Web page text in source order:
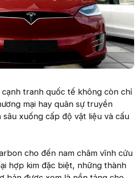
tranh quốc tế không còn chỉ
mại hay quân sự truyền
xuống cấp độ vật liệu và cấu
cho đến nam châm vĩnh cửu
hợp kim đặc biệt, những thành